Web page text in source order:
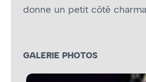
donne un petit côté
GALERIE PHOTOS